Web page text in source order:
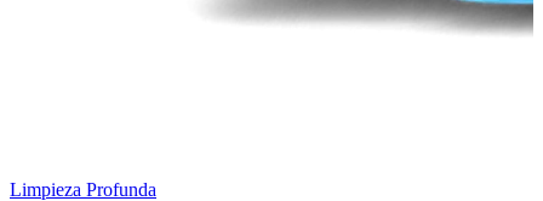
Limpieza Profunda